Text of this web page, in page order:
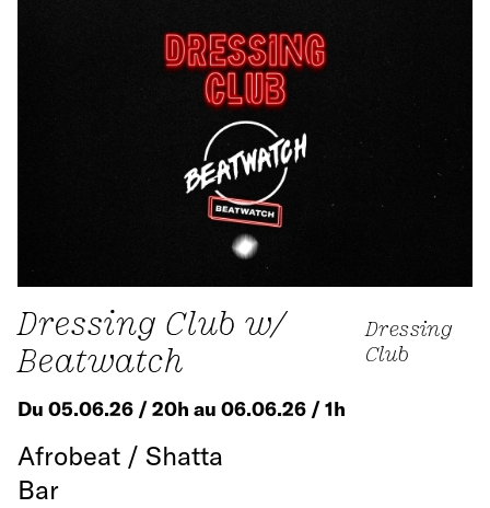
Dressing Club w/
Beatwatch
Dressing
Club
Du 05.06.26 / 20h au 06.06.26 / 1h
Afrobeat / Shatta
Bar